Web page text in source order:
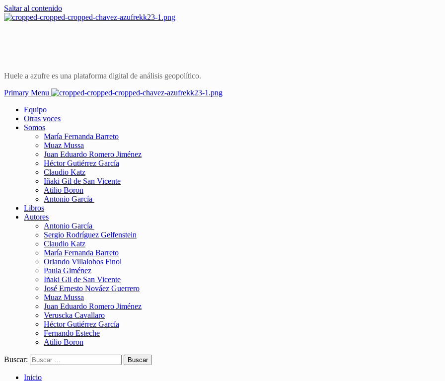
Saltar al contenido
Huele a azufre es una plataforma digital de análisis geopolítico.
Primary Menu
Equipo
Otras voces
Somos
María Fernanda Barreto
Muaz Mussa
Juan Eduardo Romero Jiménez
Héctor Gutiérrez García
Claudio Katz
Iñaki Gil de San Vicente
Atilio Boron
Antonio García
Libros
Autores
Antonio García
Sergio Rodríguez Gelfenstein
Claudio Katz
María Fernanda Barreto
Orlando Villalobos Finol
Paula Giménez
Iñaki Gil de San Vicente
José Ernesto Nováez Guerrero
Muaz Mussa
Juan Eduardo Romero Jiménez
Veruscka Cavallaro
Héctor Gutiérrez García
Fernando Esteche
Atilio Boron
Buscar:
Inicio